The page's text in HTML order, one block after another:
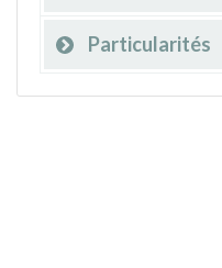
Particularités